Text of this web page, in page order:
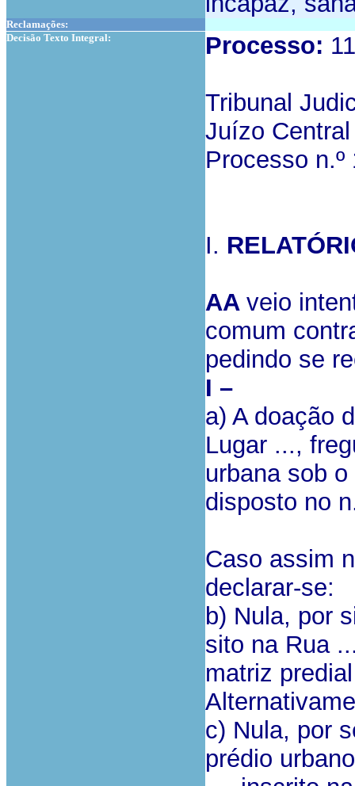
Reclamações:
Decisão Texto Integral:
Processo:
Tribunal
Juízo
Processo
I.
AA veio
comum
pedindo se
I –
a) A doação
Lugar ...,
urbana sob
disposto no
Caso assim
declarar-se:
b) Nula, por
sito na Rua
matriz
c) Nula, por
prédio